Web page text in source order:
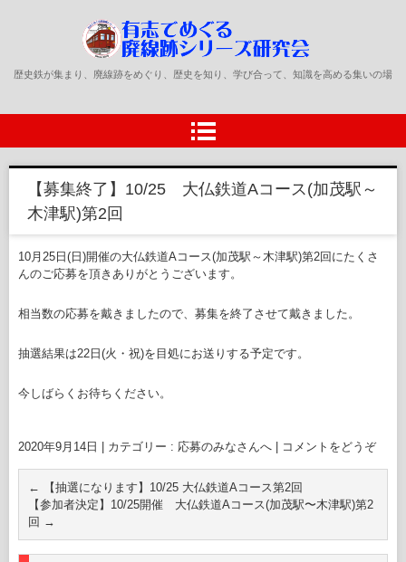
有志でめぐる廃線跡シリーズ研
歴史鉄が集まり、廃線跡をめぐり、歴史を知り、学び合って、知識を高める集いの場
【募集終了】10/25 大仏鉄道Aコース(加茂駅～
木津駅)第2回
10月25日(日)開催の大仏鉄道Aコース(加茂駅～木津駅)第2回にたくさ
んのご応募を頂きありがとうございます。
相当数の応募を戴きましたので、募集を終了させて戴きました。
抽選結果は22日(火・祝)を目処にお送りする予定です。
今しばらくお待ちください。
2020年9月14日 カテゴリー : 応募のみなさんへ コメントをどうぞ
←
【抽選になります】10/25 大仏鉄道Aコース第2回
【参加者決定】10/25開催 大仏鉄道Aコース(加茂駅〜木津駅)第2
回 →